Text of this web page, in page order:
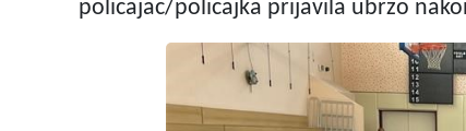
policajac/policajka prijavila ubrzo